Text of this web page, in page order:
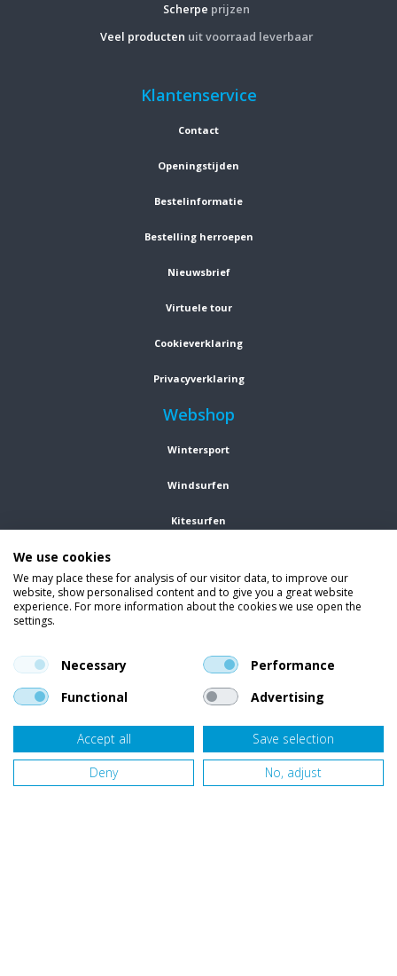
Scherpe prijzen
Veel producten uit voorraad leverbaar
Klantenservice
Contact
Openingstijden
Bestelinformatie
Bestelling herroepen
Nieuwsbrief
Virtuele tour
Cookieverklaring
Privacyverklaring
Webshop
Wintersport
Windsurfen
Kitesurfen
Kleding
Vind ons op social media
En blijf op de hoogte van trends, aanbiedingen en kortingsacties.
Onze klanten beoordelen Van Bellen Wind & Snowgemiddeld met een
op basis van455beoordelingen.
We use cookies
We may place these for analysis of our visitor data, to improve our
website, show personalised content and to give you a great website
experience. For more information about the cookies we use open the
settings.
Necessary
Performance
Functional
Advertising
Accept all
Save selection
Deny
No, adjust